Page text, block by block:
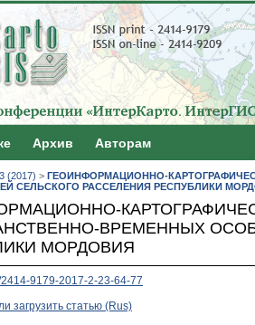
Архив Авторам
(2017) > ГЕОИНФОРМАЦИОННО-
СЕЛЬСКОГО РАССЕЛЕНИЯ РЕСПУБЛИКИ
ВРЕМЕННЫХ
МОРДОВИЯ
9179-2017-2-23-64-77
загрузить статью (Rus)